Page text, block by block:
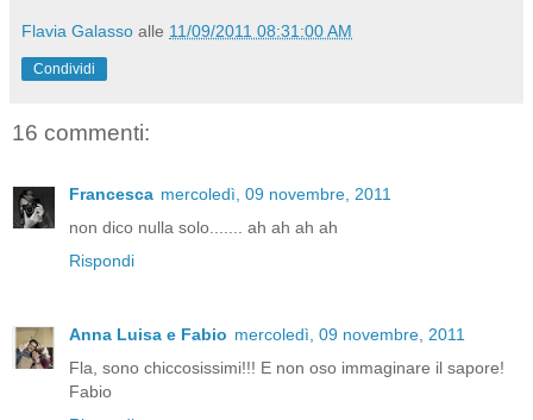
Flavia Galasso alle 11/09/2011 08:31:00 AM
Condividi
16 commenti:
Francesca mercoledì, 09 novembre, 2011
non dico nulla solo....... ah ah ah ah
Rispondi
Anna Luisa e Fabio mercoledì, 09 novembre, 2011
Fla, sono chiccosissimi!!! E non oso immaginare il sapore!
Fabio